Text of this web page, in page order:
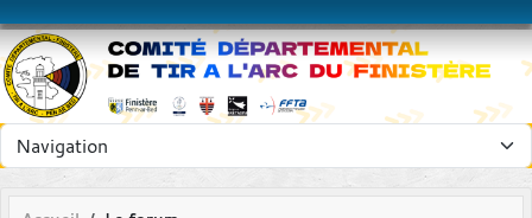
Panneau de gestion des cookies